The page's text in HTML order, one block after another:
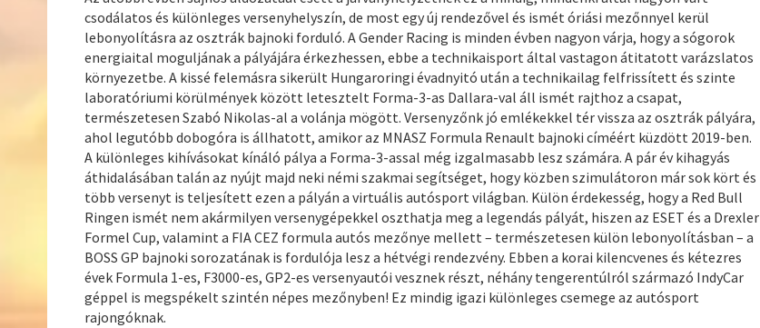
csodálatos és különleges versenyhelyszín, de most egy új rendezővel és ismét óriási mezőnnyel kerül
lebonyolításra az osztrák bajnoki forduló. A Gender Racing is minden évben nagyon várja, hogy a sógorok
energiaital moguljának a pályájára érkezhessen, ebbe a technikaisport által vastagon átitatott varázslatos
környezetbe. A kissé felemásra sikerült Hungaroringi évadnyitó után a technikailag felfrissített és szinte
laboratóriumi körülmények között letesztelt Forma-3-as Dallara-val áll ismét rajthoz a csapat,
természetesen Szabó Nikolas-al a volánja mögött. Versenyzőnk jó emlékekkel tér vissza az osztrák pályára,
ahol legutóbb dobogóra is állhatott, amikor az MNASZ Formula Renault bajnoki címéért küzdött 2019-ben.
A különleges kihívásokat kínáló pálya a Forma-3-assal még izgalmasabb lesz számára. A pár év kihagyás
áthidalásában talán az nyújt majd neki némi szakmai segítséget, hogy közben szimulátoron már sok kört és
több versenyt is teljesített ezen a pályán a virtuális autósport világban. Külön érdekesség, hogy a Red Bull
Ringen ismét nem akármilyen versenygépekkel oszthatja meg a legendás pályát, hiszen az ESET és a Drexler
Formel Cup, valamint a FIA CEZ formula autós mezőnye mellett – természetesen külön lebonyolításban – a
BOSS GP bajnoki sorozatának is fordulója lesz a hétvégi rendezvény. Ebben a korai kilencvenes és kétezres
évek Formula 1-es, F3000-es, GP2-es versenyautói vesznek részt, néhány tengerentúlról származó IndyCar
géppel is megspékelt szintén népes mezőnyben! Ez mindig igazi különleges csemege az autósport
rajongóknak.